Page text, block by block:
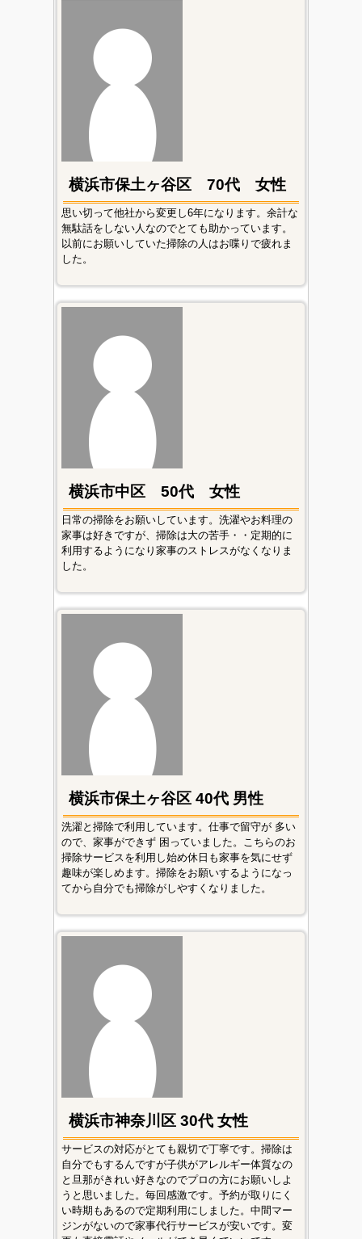
横浜市保土ヶ谷区 70代 女性
思い切って他社から変更し6年になります。余計な
無駄話をしない人なのでとても助かっています。
以前にお願いしていた掃除の人はお喋りで疲れま
した。
横浜市中区 50代 女性
日常の掃除をお願いしています。洗濯やお料理の
家事は好きですが、掃除は大の苦手・・定期的に
利用するようになり家事のストレスがなくなりま
した。
横浜市保土ヶ谷区 40代 男性
洗濯と掃除で利用しています。仕事で留守が 多い
ので、家事ができず 困っていました。こちらのお
掃除サービスを利用し始め休日も家事を気にせず
趣味が楽しめます。掃除をお願いするようになっ
てから自分でも掃除がしやすくなりました。
横浜市神奈川区 30代 女性
サービスの対応がとても親切で丁寧です。掃除は
自分でもするんですが子供がアレルギー体質なの
と旦那がきれい好きなのでプロの方にお願いしよ
うと思いました。毎回感激です。予約が取りにく
い時期もあるので定期利用にしました。中間マー
ジンがないので家事代行サービスが安いです。変